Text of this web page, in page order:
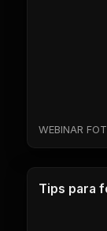
WEBINAR